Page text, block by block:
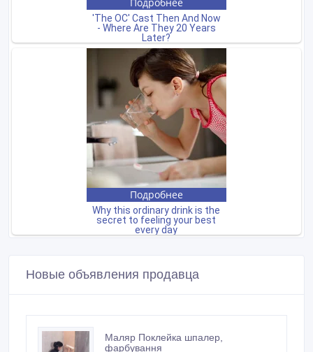
Новые объявления продавца
Маляр Поклейка шпалер,
фарбування